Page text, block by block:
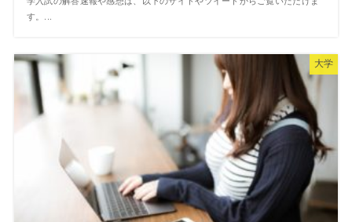
す。...
大学